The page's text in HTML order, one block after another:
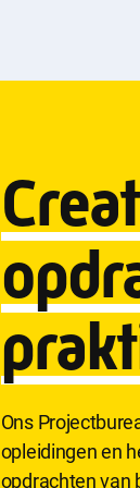
Ons
opleidingen en
opdrachten van